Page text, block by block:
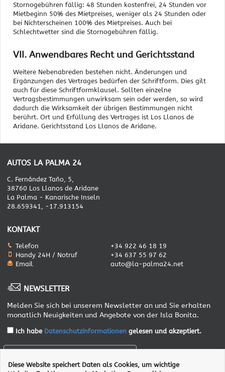
Stornogebühren fällig: 48 Stunden kostenfrei, 24 Stunden vor
Mietbeginn 50% des Mietpreises, weniger als 24 Stunden oder
bei Nichterscheinen 100% des Mietpreises. Auch bei
Schlechtwetter sind die Stornogebühren fällig.
VII. Anwendbares Recht und Gerichtsstand
Weitere Nebenabreden bestehen nicht. Änderungen und
Ergänzungen des Vertrages bedürfen der Schriftform. Dies gilt
auch für diese Schriftformklausel. Sollten einzelne
Vertragsbestimmungen unwirksam sein oder werden, so wird
dadurch die Wirksamkeit der übrigen Bestimmungen nicht
berührt. Ort und Erfüllung des Vertrages ist Los Llanos de
Aridane. Gerichtsstand Los Llanos de Aridane.
AUTOS LA PALMA 24
C. Fernández Taño, 5,
38760 Los Llanos de Aridane
La Palma - Kanarische Inseln
28.659341, -17.913154
KONTAKT
Telefon
+34 922 46 18 19
Handy 24H / Notruf
+34 637 55 97 62
Email
auto@la-palma24.net
NEWSLETTER
Melden Sie sich bei unserem Newsletter an und Sie erhalten
monatlich Neuigkeiten und Angebote von der Isla Bonita.
Ich habe Datenschutzinformationen gelesen und akzeptiert.
Diese Website speichert Daten als Cookies, um wichtige